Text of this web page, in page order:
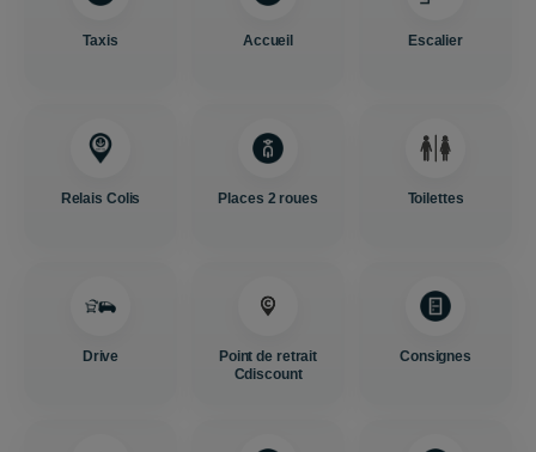
Taxis Accueil Escalier
Relais Colis Places 2 roues Toilettes
Drive
Point de retrait
Cdiscount
Consignes